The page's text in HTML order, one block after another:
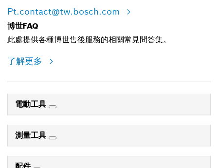
Pt.contact@tw.bosch.com
博世FAQ
此處提供各種博世售後服務的相關常見問答集。
了解更多
電動工具
測量工具